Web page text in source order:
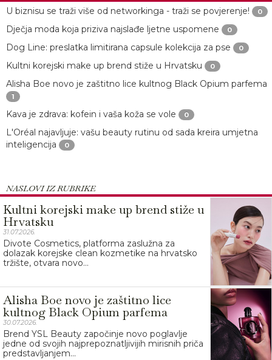
U biznisu se traži više od networkinga - traži se povjerenje!
0
Dječja moda koja priziva najslađe ljetne uspomene 0
Dog Line: preslatka limitirana capsule kolekcija za pse 0
Kultni korejski make up brend stiže u Hrvatsku 0
Alisha Boe novo je zaštitno lice kultnog Black Opium parfema
1
Kava je zdrava: kofein i vaša koža se vole 0
L'Oréal najavljuje: vašu beauty rutinu od sada kreira umjetna
inteligencija
0
NASLOVI IZ RUBRIKE
Kultni korejski make up brend stiže u
Hrvatsku
31.07.2026.
Divote Cosmetics, platforma zaslužna za
dolazak korejske clean kozmetike na hrvatsko
tržište, otvara novo...
Alisha Boe novo je zaštitno lice
kultnog Black Opium parfema
30.07.2026.
Brend YSL Beauty započinje novo poglavlje
jedne od svojih najprepoznatljivijih mirisnih priča
predstavljanjem...